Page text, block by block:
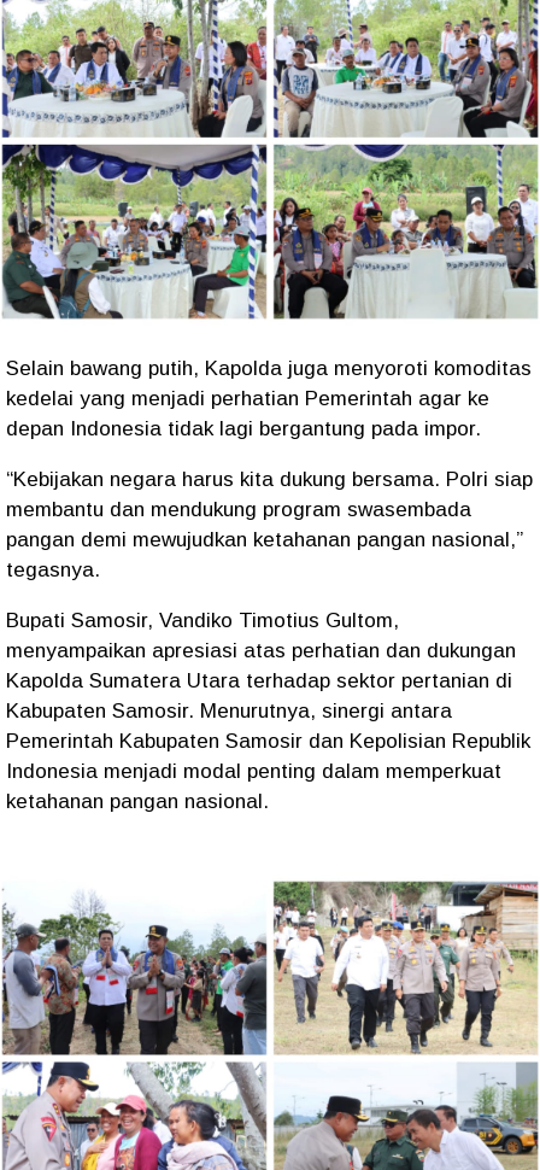
Selain bawang putih, Kapolda juga menyoroti komoditas
kedelai yang menjadi perhatian Pemerintah agar ke
depan Indonesia tidak lagi bergantung pada impor.
“Kebijakan negara harus kita dukung bersama. Polri siap
membantu dan mendukung program swasembada
pangan demi mewujudkan ketahanan pangan nasional,”
tegasnya.
Bupati Samosir, Vandiko Timotius Gultom,
menyampaikan apresiasi atas perhatian dan dukungan
Kapolda Sumatera Utara terhadap sektor pertanian di
Kabupaten Samosir. Menurutnya, sinergi antara
Pemerintah Kabupaten Samosir dan Kepolisian Republik
Indonesia menjadi modal penting dalam memperkuat
ketahanan pangan nasional.